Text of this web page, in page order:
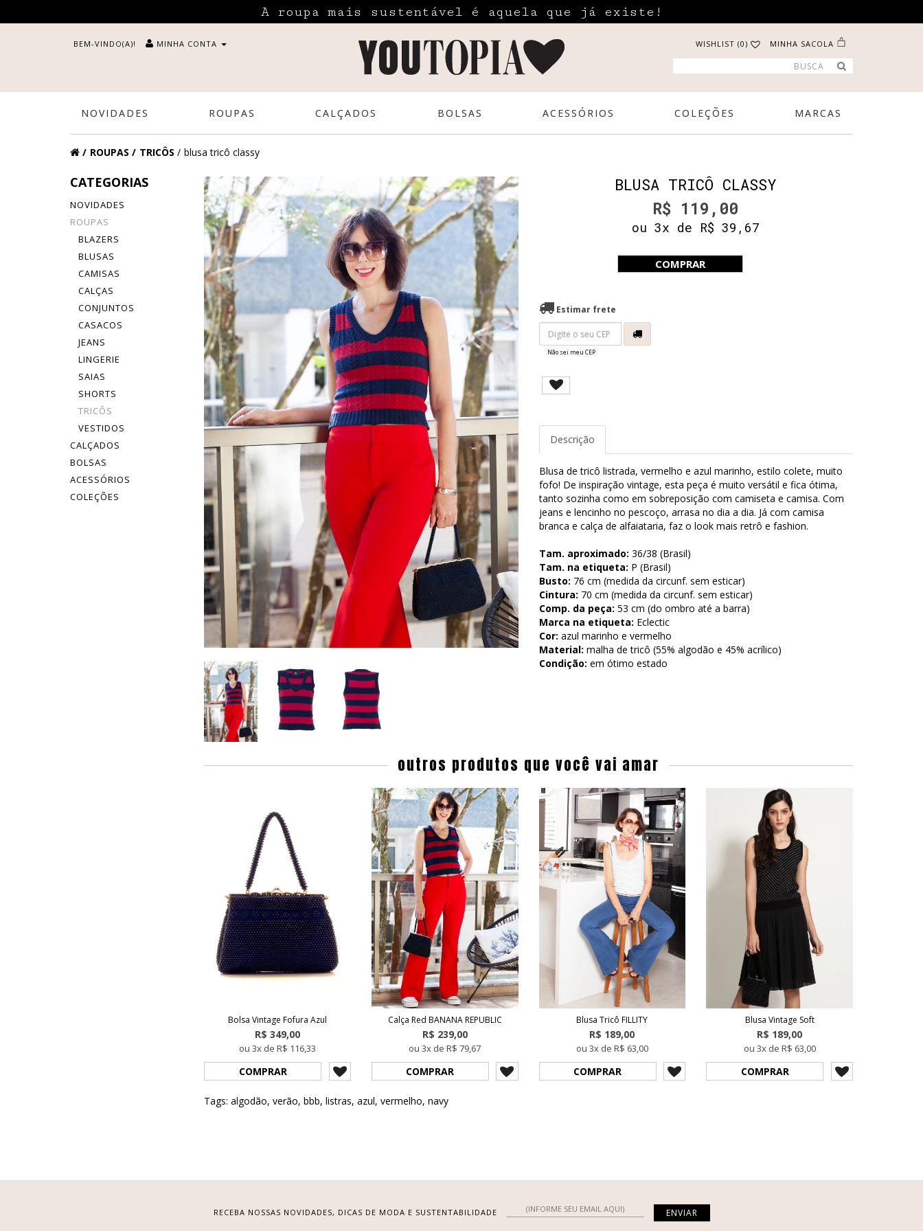
A roupa mais sustentável é aquela que já existe!
BEM-VINDO(A)! MINHA CONTA WISHLIST (0) MINHA SACOLA
NOVIDADES ROUPAS CALÇADOS BOLSAS ACESSÓRIOS COLEÇÕES MARCAS
ROUPAS TRICÔS blusa tricô classy
CATEGORIAS
NOVIDADES
ROUPAS
BLAZERS
BLUSAS
CAMISAS
CALÇAS
CONJUNTOS
CASACOS
JEANS
LINGERIE
SAIAS
SHORTS
TRICÔS
VESTIDOS
CALÇADOS
BOLSAS
ACESSÓRIOS
COLEÇÕES
BLUSA TRICÔ CLASSY
R$ 119,00
ou 3x de R$ 39,67
COMPRAR
Estimar frete
Não sei meu CEP
Descrição
Blusa de tricô listrada, vermelho e azul marinho, estilo colete, muito
fofo! De inspiração vintage, esta peça é muito versátil e fica ótima,
tanto sozinha como em sobreposição com camiseta e camisa. Com
jeans e lencinho no pescoço, arrasa no dia a dia. Já com camisa
branca e calça de alfaiataria, faz o look mais retrô e fashion.
Tam. aproximado: 36/38 (Brasil)
Tam. na etiqueta: P (Brasil)
Busto: 76 cm (medida da circunf. sem esticar)
Cintura: 70 cm (medida da circunf. sem esticar)
Comp. da peça: 53 cm (do ombro até a barra)
Marca na etiqueta: Eclectic
Cor: azul marinho e vermelho
Material: malha de tricô (55% algodão e 45% acrílico)
Condição: em ótimo estado
outros produtos que você vai amar
Bolsa Vintage Fofura Azul
R$ 349,00
ou 3x de R$ 116,33
COMPRAR
Calça Red BANANA REPUBLIC
R$ 239,00
ou 3x de R$ 79,67
COMPRAR
Blusa Tricô FILLITY
R$ 189,00
ou 3x de R$ 63,00
COMPRAR
Blusa Vintage Soft
R$ 189,00
ou 3x de R$ 63,00
COMPRAR
Tags: algodão, verão, bbb, listras, azul, vermelho, navy
RECEBA NOSSAS NOVIDADES, DICAS DE MODA E SUSTENTABILIDADE